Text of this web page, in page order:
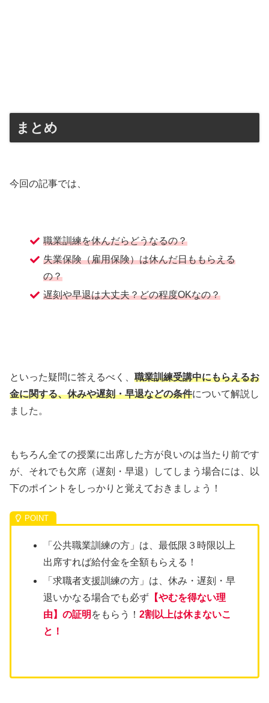
まとめ
今回の記事では、
職業訓練を休んだらどうなるの？
失業保険（雇用保険）は休んだ日ももらえる
の？
遅刻や早退は大丈夫？どの程度OKなの？
といった疑問に答えるべく、 職業訓練受講中にもらえるお
金に関する、休みや遅刻・早退などの条件について解説し
ました。
もちろん全ての授業に出席した方が良いのは当たり前です
が、それでも欠席（遅刻・早退）してしまう場合には、以
下のポイントをしっかりと覚えておきましょう！
「公共職業訓練の方」は、最低限３時限以上
出席すれば給付金を全額もらえる！
「求職者支援訓練の方」は、休み・遅刻・早
退いかなる場合でも必ず 【やむを得ない理
由】の証明 をもらう！2割以上は休まないこ
と！